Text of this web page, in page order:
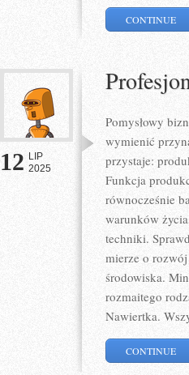
CONTINUE
12 LIP
2025
Pomysłowy
wymienić
przystaje:
Funkcja
równocześnie
warunków
techniki.
mierze o
środowiska.
rozmaitego
Nawiertka.
CONTINUE